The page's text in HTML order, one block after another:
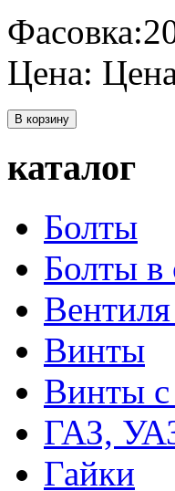
Цена:
В корзину
каталог
Болты
Болты в
Винты
Винты
ГАЗ,
Гайки